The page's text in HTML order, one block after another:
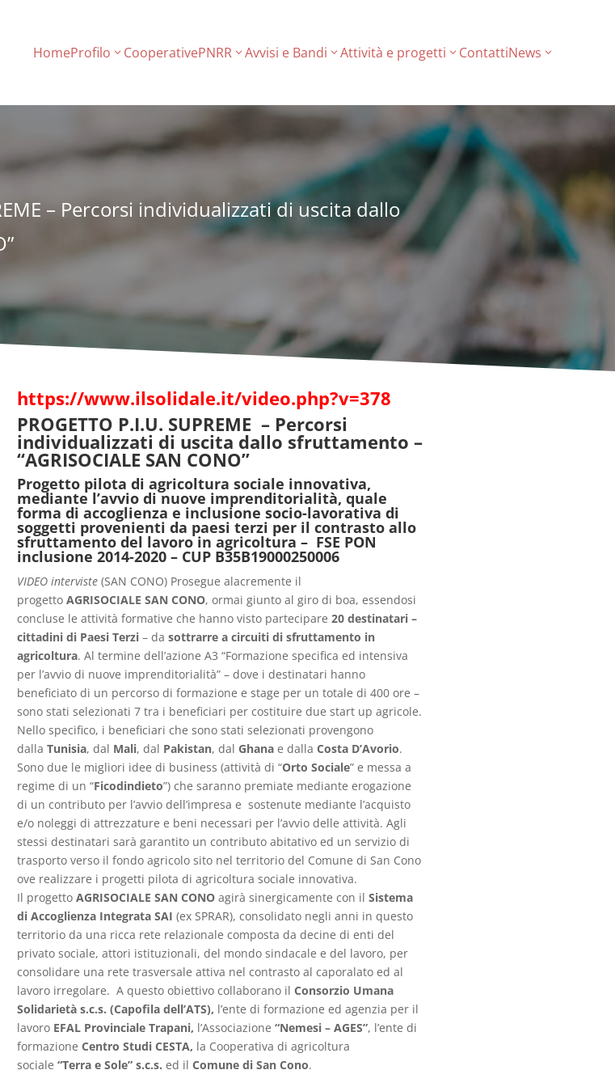
HomeProfilo CooperativePNRR Avvisi e Bandi Attività e progetti ContattiNews
– Percorsi individualizzati di uscita dallo
https://www.ilsolidale.it/video.php?v=378
PROGETTO P.I.U. SUPREME – Percorsi
individualizzati di uscita dallo sfruttamento –
“AGRISOCIALE SAN CONO”
Progetto pilota di agricoltura sociale innovativa,
mediante l’avvio di nuove imprenditorialità, quale
forma di accoglienza e inclusione socio-lavorativa di
soggetti provenienti da paesi terzi per il contrasto allo
sfruttamento del lavoro in agricoltura – FSE PON
inclusione 2014-2020 – CUP B35B19000250006
VIDEO interviste (SAN CONO) Prosegue alacremente il
progettoAGRISOCIALE SAN CONO, ormai giunto al giro di boa, essendosi
concluse le attività formative che hanno visto partecipare20 destinatari –
cittadini di Paesi Terzi – dasottrarre a circuiti di sfruttamento in
agricoltura. Al termine dell’azione A3 “Formazione specifica ed intensiva
per l’avvio di nuove imprenditorialità” – dove i destinatari hanno
beneficiato di un percorso di formazione e stage per un totale di 400 ore –
sono stati selezionati 7 tra i beneficiari per costituire due start up agricole.
Nello specifico, i beneficiari che sono stati selezionati provengono
dallaTunisia, dal Mali, dal Pakistan, dal Ghana e dallaCosta D’Avorio.
Sono due le migliori idee di business (attività di “Orto Sociale” e messa a
regime di un “Ficodindieto”) che saranno premiate mediante erogazione
di un contributo per l’avvio dell’impresa e sostenute mediante l’acquisto
e/o noleggi di attrezzature e beni necessari per l’avvio delle attività. Agli
stessi destinatari sarà garantito un contributo abitativo ed un servizio di
trasporto verso il fondo agricolo sito nel territorio del Comune di San Cono
ove realizzare i progetti pilota di agricoltura sociale innovativa.
Il progettoAGRISOCIALE SAN CONO agirà sinergicamente con ilSistema
di Accoglienza Integrata SAI (ex SPRAR), consolidato negli anni in questo
territorio da una ricca rete relazionale composta da decine di enti del
privato sociale, attori istituzionali, del mondo sindacale e del lavoro, per
consolidare una rete trasversale attiva nel contrasto al caporalato ed al
lavoro irregolare. A questo obiettivo collaborano ilConsorzio Umana
Solidarietà s.c.s. (Capofila dell’ATS), l’ente di formazione ed agenzia per il
lavoro EFAL Provinciale Trapani, l’Associazione “Nemesi – AGES”, l’ente di
formazione Centro Studi CESTA, la Cooperativa di agricoltura
sociale “Terra e Sole” s.c.s. ed il Comune di San Cono.